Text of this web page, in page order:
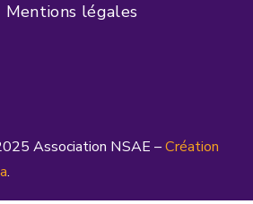
Mentions légales
Association NSAE –Création
.